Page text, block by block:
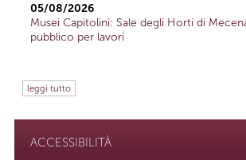
05/08/2026
Musei Capitolini: Sale degli Horti di
pubblico per lavori
leggi tutto
ACCESSIBILITÀ